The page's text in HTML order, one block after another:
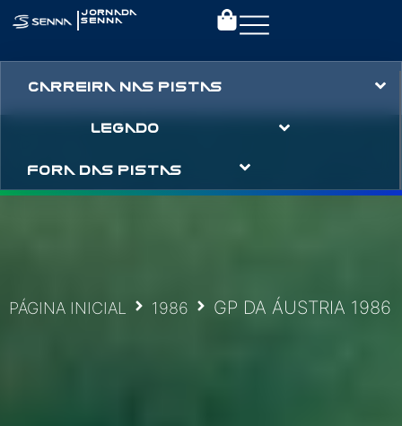
| JORNADA
SENNA
CARREIRA NAS PISTAS
LEGADO
FORA DAS PISTAS
PÁGINA INICIAL 1986 GP DA ÁUSTRIA 1986